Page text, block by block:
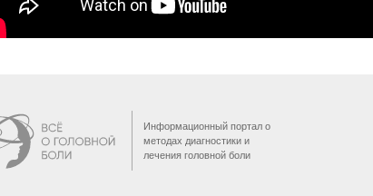
Информационный портал о
методах диагностики и
лечения головной боли